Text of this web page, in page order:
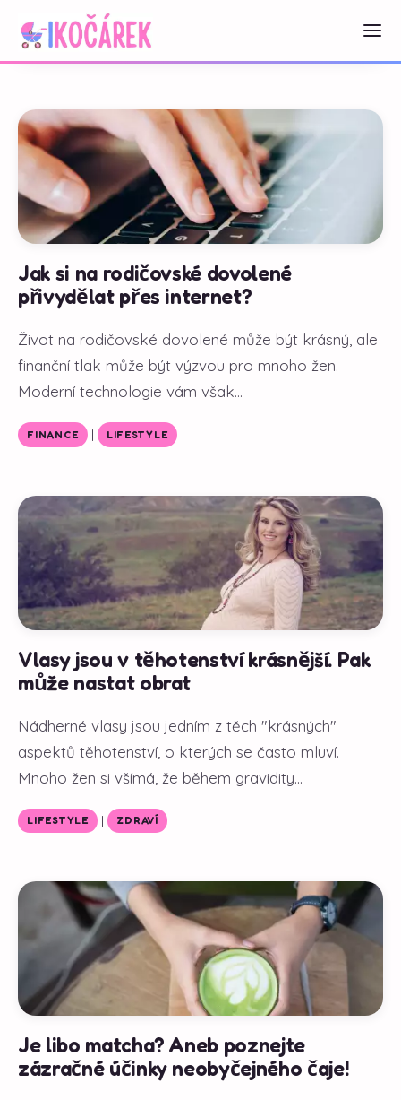
Jak si na rodičovské dovolené
přivydělat přes internet?
Život na rodičovské dovolené může být krásný, ale
finanční tlak může být výzvou pro mnoho žen.
Moderní technologie vám však...
FINANCE | LIFESTYLE
Vlasy jsou v těhotenství krásnější. Pak
může nastat obrat
Nádherné vlasy jsou jedním z těch "krásných"
aspektů těhotenství, o kterých se často mluví.
Mnoho žen si všímá, že během gravidity...
LIFESTYLE | ZDRAVÍ
Je libo matcha? Aneb poznejte
zázračné účinky neobyčejného čaje!